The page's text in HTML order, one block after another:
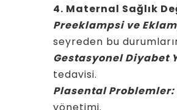
4. Maternal Sağlık
Preeklampsi ve
seyreden bu
Gestasyonel Diyabet
tedavisi.
Plasental Problemler: